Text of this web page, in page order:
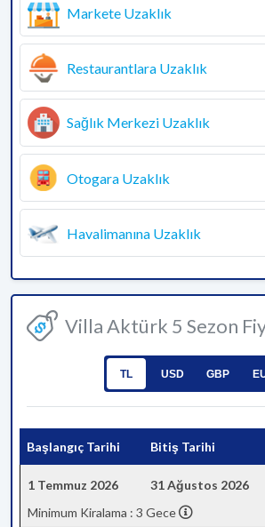
Markete Uzaklık
Restaurantlara Uzaklık
Sağlık Merkezi Uzaklık
Otogara Uzaklık
Havalimanına Uzaklık
Villa Aktürk 5 Sezon
TL USD GBP
Başlangıç Tarihi Bitiş Tarihi
1 Temmuz 2026 31 Ağustos 2026
Minimum Kiralama : 3 Gece